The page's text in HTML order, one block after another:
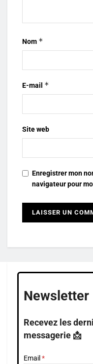
Nom *
E-mail *
Site web
Enregistrer mon
navigateur pour
Newsletter
Recevez les
messagerie 📩
Email